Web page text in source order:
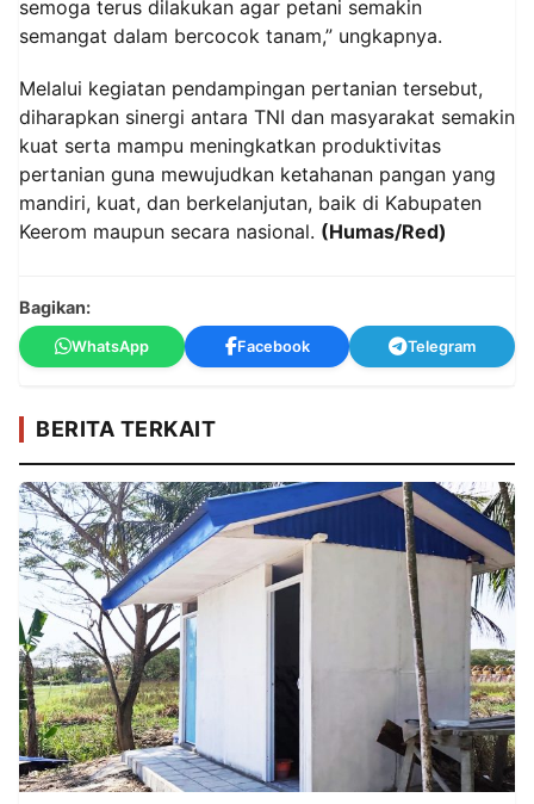
semoga terus dilakukan agar petani semakin
semangat dalam bercocok tanam,” ungkapnya.
Melalui kegiatan pendampingan pertanian tersebut,
diharapkan sinergi antara TNI dan masyarakat semakin
kuat serta mampu meningkatkan produktivitas
pertanian guna mewujudkan ketahanan pangan yang
mandiri, kuat, dan berkelanjutan, baik di Kabupaten
Keerom maupun secara nasional. (Humas/Red)
Bagikan:
WhatsApp Facebook Telegram
BERITA TERKAIT